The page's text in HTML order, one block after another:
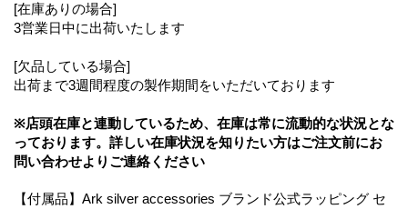
[在庫ありの場合]
3営業日中に出荷いたします
[欠品している場合]
出荷まで3週間程度の製作期間をいただいております
※店頭在庫と連動しているため、在庫は常に流動的な状況とな
っております。詳しい在庫状況を知りたい方はご注文前にお
問い合わせよりご連絡ください
【付属品】Ark silver accessories ブランド公式ラッピング セ